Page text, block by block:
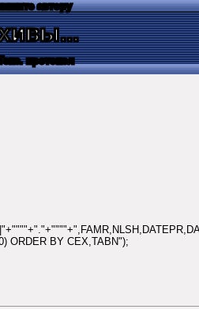
автору
протокол
ORDER BY CEX,TABN");